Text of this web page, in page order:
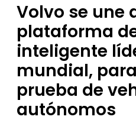
Volvo se une
plataforma
inteligente
mundial,
prueba de
autónomos